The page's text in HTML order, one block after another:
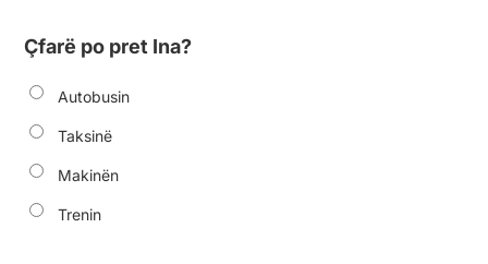
Çfarë po pret Ina?
Autobusin
Taksinë
Makinën
Trenin